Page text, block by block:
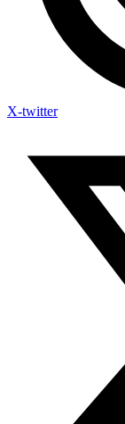
X-twitter